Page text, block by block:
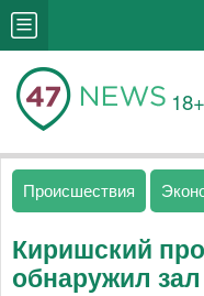
18+
Происшествия
Киришский
обнаружил